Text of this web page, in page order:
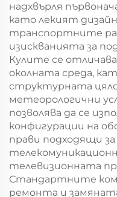
надхвърля
като лекият
транспортните
изискванията за
Кулите се
околната среда,
структурната
метеорологични
позволява да се
конфигурации на
прави подходящи
телевизионната
Стандартните
ремонта и